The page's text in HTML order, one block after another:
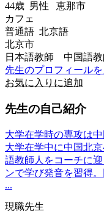
44歳 男性 恵那市
カフェ
普通語 北京語
北京市
日本語教師 中国語
先生のプロフィールを
お気に入りに追加
先生の自己紹介
大学在学時の専攻は
大学在学中に中国北
語教師人をコーチに
ンで学び発音を習得
...
現職先生